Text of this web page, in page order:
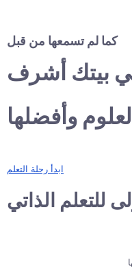
كما لم تسمعها من قبل
بيتك أشرف
وأفضلها
ابدأ رحلة التعلم
للتعلم الذاتي